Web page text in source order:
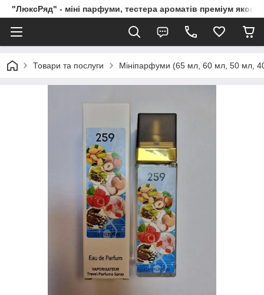
"ЛюксРяд" - міні парфуми, тестера ароматів преміум
Товари та послуги Мініпарфуми (65 мл, 60 мл, 50 мл,